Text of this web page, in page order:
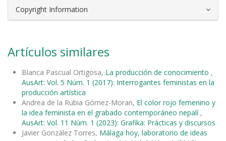
Copyright Information
Artículos similares
Blanca Pascual Ortigosa, La producción de conocimiento ,
AusArt: Vol. 5 Núm. 1 (2017): Interrogantes feministas en la
producción artística
Andrea de la Rubia Gómez-Moran, El color rojo femenino y
la idea feminista en el grabado contemporáneo nepalí ,
AusArt: Vol. 11 Núm. 1 (2023): Grafika: Prácticas y discursos
Javier González Torres, Málaga hoy, laboratorio de ideas